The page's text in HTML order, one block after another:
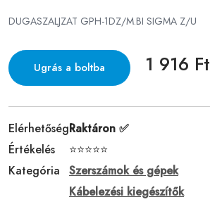
DUGASZALJZAT GPH-1DZ/M.BI SIGMA Z/U
Ugrás a boltba 1 916 Ft
ElérhetőségRaktáron ✅
Értékelés
⭐⭐⭐⭐⭐
Kategória
Szerszámok és gépek
Kábelezési kiegészítők